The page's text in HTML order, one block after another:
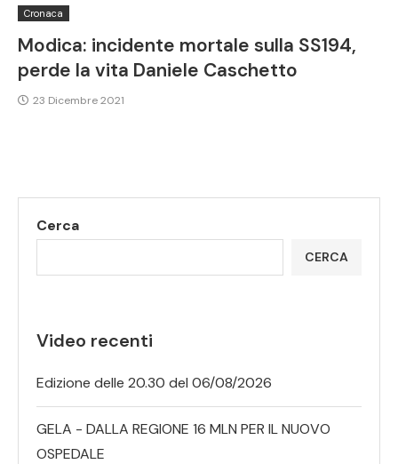
Cronaca
Modica: incidente mortale sulla SS194,
perde la vita Daniele Caschetto
23 Dicembre 2021
Cerca
CERCA
Video recenti
Edizione delle 20.30 del 06/08/2026
GELA - DALLA REGIONE 16 MLN PER IL NUOVO
OSPEDALE